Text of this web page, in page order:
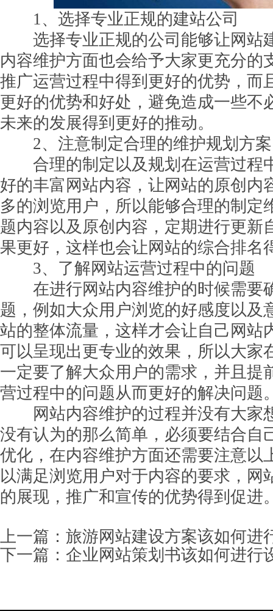
1、选择专业正规的建站公司
选择专业正规的公司能够让网站
内容维护方面也会给予大家更充分的
推广运营过程中得到更好的优势，而
更好的优势和好处，避免造成一些不
未来的发展得到更好的推动。
2、注意制定合理的维护规划方案
合理的制定以及规划在运营过程
好的丰富网站内容，让网站的原创内
多的浏览用户，所以能够合理的制定
题内容以及原创内容，定期进行更新
果更好，这样也会让网站的综合排名
3、了解网站运营过程中的问题
在进行网站内容维护的时候需要
题，例如大众用户浏览的好感度以及
站的整体流量，这样才会让自己网站
可以呈现出更专业的效果，所以大家
一定要了解大众用户的需求，并且提
营过程中的问题从而更好的解决问题
网站内容维护的过程并没有大家
没有认为的那么简单，必须要结合自
优化，在内容维护方面还需要注意以
以满足浏览用户对于内容的要求，网
的展现，推广和宣传的优势得到促进
上一篇： 旅游网站建设方案该如何进
下一篇： 企业网站策划书该如何进行